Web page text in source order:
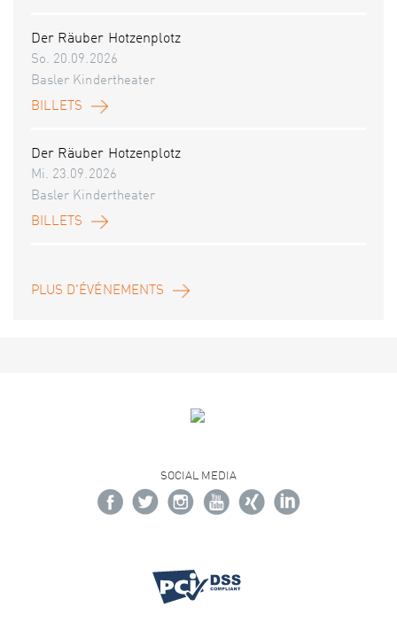
Der Räuber Hotzenplotz
So. 20.09.2026
Basler Kindertheater
BILLETS
Der Räuber Hotzenplotz
Mi. 23.09.2026
Basler Kindertheater
BILLETS
PLUS D'ÉVÉNEMENTS
SOCIAL MEDIA